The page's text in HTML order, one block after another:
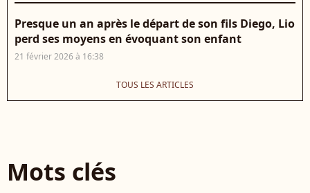
Presque un an après le départ de son fils Diego, Lio
perd ses moyens en évoquant son enfant
21 février 2026 à 16:38
TOUS LES ARTICLES
Mots clés